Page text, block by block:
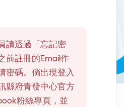
請透過「忘記密
前註冊的Email作
密碼。倘出現登入
縣府青發中心官方
粉絲專頁，並